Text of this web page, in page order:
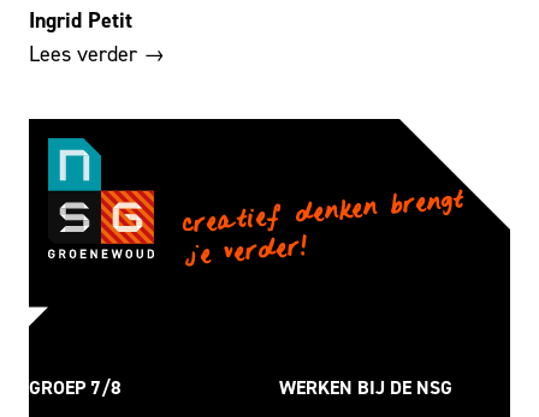
Ingrid Petit
Lees verder →
creatief denken brengt
je verder!
GROEP 7/8
WERKEN BIJ DE NSG